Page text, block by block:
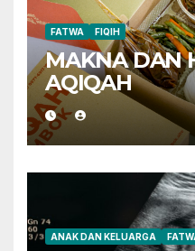
FATWA FIQIH
MAKNA DAN
AQIQAH
ANAK DAN KELUARGA